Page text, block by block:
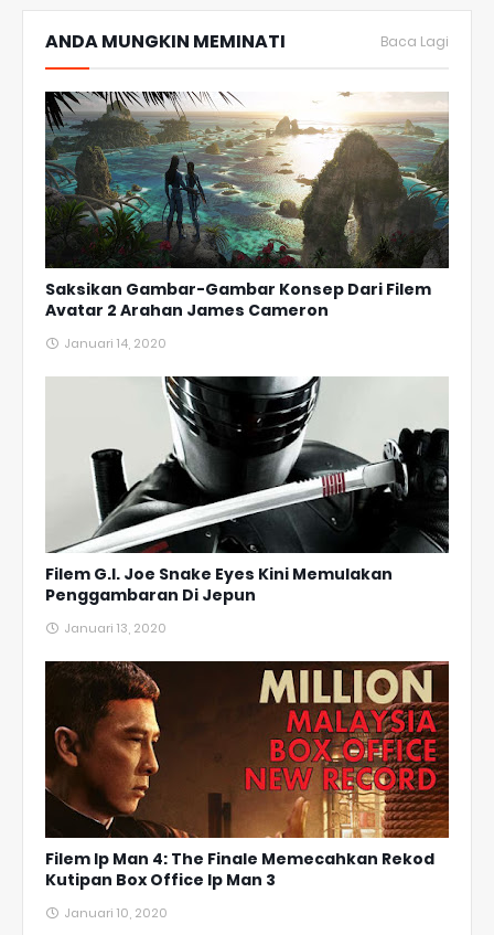
ANDA MUNGKIN MEMINATI Baca Lagi
Saksikan Gambar-Gambar Konsep Dari Filem
Avatar 2 Arahan James Cameron
Januari 14, 2020
Filem G.I. Joe Snake Eyes Kini Memulakan
Penggambaran Di Jepun
Januari 13, 2020
Filem Ip Man 4: The Finale Memecahkan Rekod
Kutipan Box Office Ip Man 3
Januari 10, 2020